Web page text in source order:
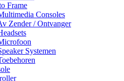
Frame
Consoles
Zender / Ontvanger
Systemen